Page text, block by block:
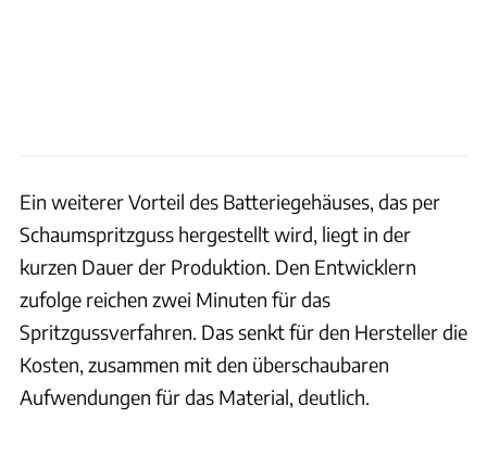
Ein weiterer Vorteil des Batteriegehäuses, das per
Schaumspritzguss hergestellt wird, liegt in der
kurzen Dauer der Produktion. Den Entwicklern
zufolge reichen zwei Minuten für das
Spritzgussverfahren. Das senkt für den Hersteller die
Kosten, zusammen mit den überschaubaren
Aufwendungen für das Material, deutlich.